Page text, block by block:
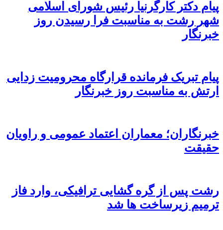
پیام دکتر کارگرنیا رئیس شورای اسلامی
شهر رشت به مناسبت فرا رسیدن روز
خبرنگار
پیام تبریک فرمانده قرارگاه محرومیت‌ زدایی
ارتش به مناسبت روز خبرنگار
خبرنگاران؛ معماران اعتماد عمومی و راویان
حقیقت
رشت پس از گره گشایی ترافیکی، وارد فاز
ترمیم زیرساخت ها شد